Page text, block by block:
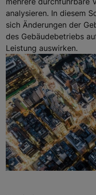
analysieren. In diesem
sich Änderungen der
des Gebäudebetriebs
Leistung auswirken.